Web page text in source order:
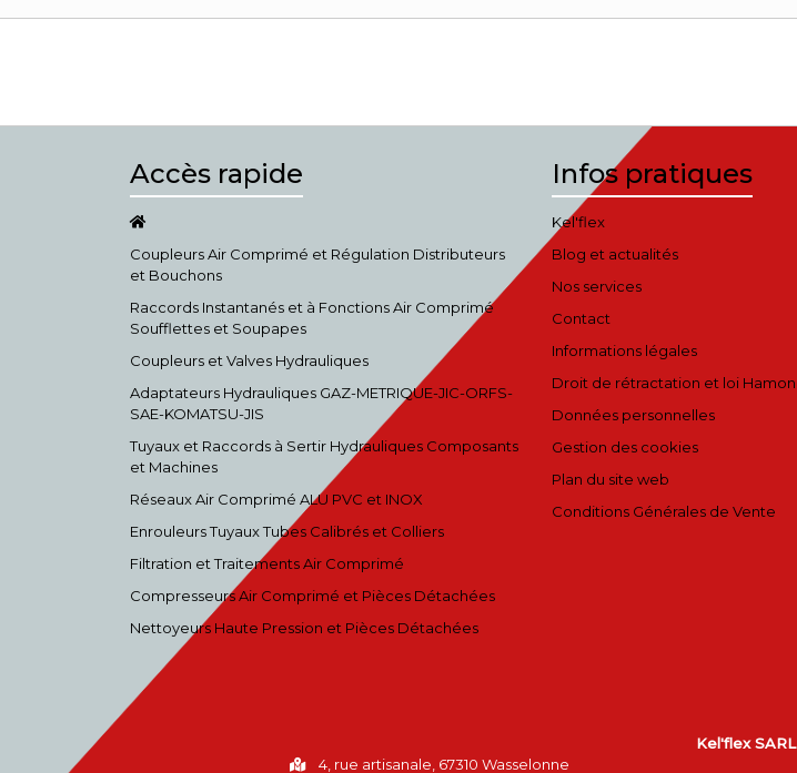
Accès rapide
Coupleurs Air Comprimé et Régulation Distributeurs
et Bouchons
Raccords Instantanés et à Fonctions Air Comprimé
Soufflettes et Soupapes
Coupleurs et Valves Hydrauliques
Adaptateurs Hydrauliques GAZ-METRIQUE-JIC-ORFS-
SAE-KOMATSU-JIS
Tuyaux et Raccords à Sertir Hydrauliques Composants
et Machines
Réseaux Air Comprimé ALU PVC et INOX
Enrouleurs Tuyaux Tubes Calibrés et Colliers
Filtration et Traitements Air Comprimé
Compresseurs Air Comprimé et Pièces Détachées
Nettoyeurs Haute Pression et Pièces Détachées
Infos pratiques
Kel'flex
Blog et actualités
Nos services
Contact
Informations légales
Droit de rétractation et loi Hamon
Données personnelles
Gestion des cookies
Plan du site web
Conditions Générales de Vente
Kel'flex SARL
4, rue artisanale, 67310 Wasselonne